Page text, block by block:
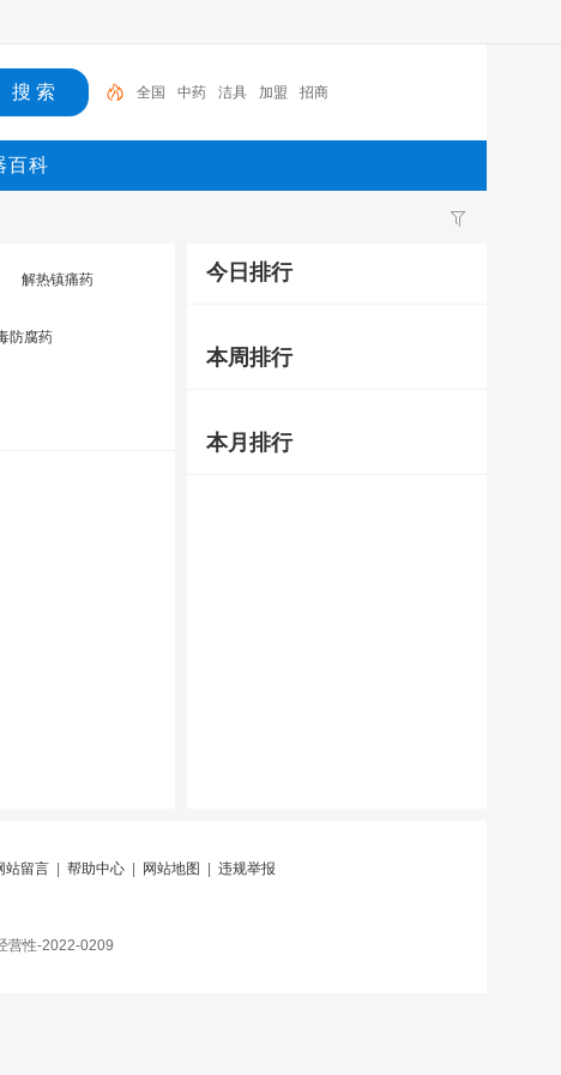
全国 中药 洁具 加盟 招商
百科
解热镇痛药
防腐药
今日排行
本周排行
本月排行
站留言| 帮助中心| 网站地图 违规举报
营性-2022-0209